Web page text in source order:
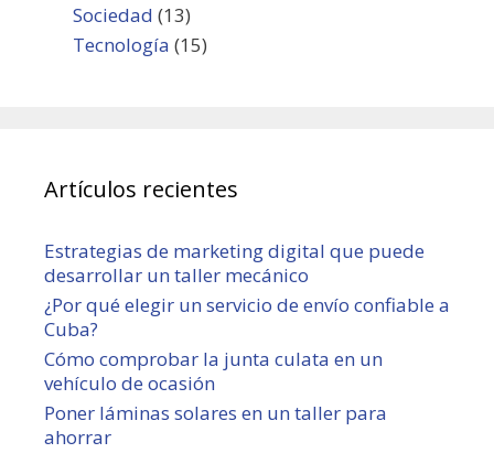
Sociedad (13)
Tecnología (15)
Artículos recientes
Estrategias de marketing digital que puede
desarrollar un taller mecánico
¿Por qué elegir un servicio de envío confiable a
Cuba?
Cómo comprobar la junta culata en un
vehículo de ocasión
Poner láminas solares en un taller para
ahorrar